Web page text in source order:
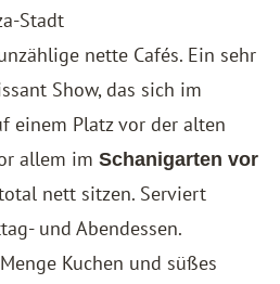
Stadt
nette Cafés. Ein sehr
Show, das sich im
einem Platz vor der alten
allem im Schanigarten vor
nett sitzen. Serviert
und Abendessen.
Kuchen und süßes